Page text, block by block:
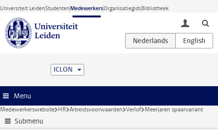
Ga direct naar de inhoud
Universiteit LeidenStudentenMedewerkersOrganisatiegidsBibliotheek
toggle
ICLON
Menu
Medewerkerswebsite HR Arbeidsvoorwaarden Verlof Meerjaren spaarvariant
Submenu